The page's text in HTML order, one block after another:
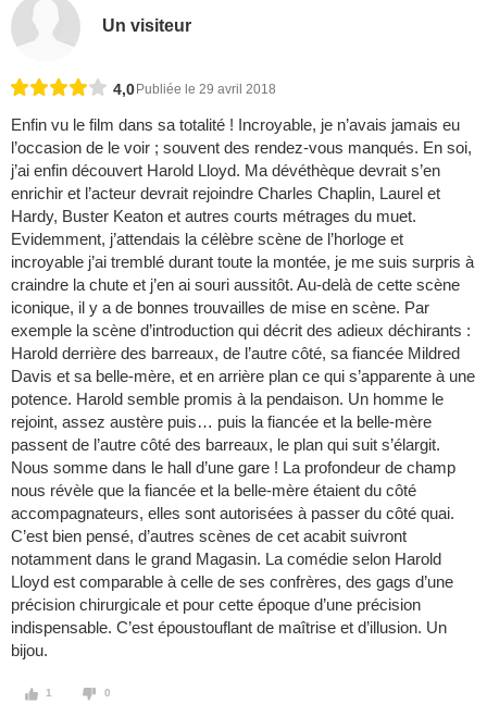
Un visiteur
4,0 Publiée le 29 avril 2018
Enfin vu le film dans sa totalité ! Incroyable, je n’avais jamais eu
l’occasion de le voir ; souvent des rendez-vous manqués. En soi,
j’ai enfin découvert Harold Lloyd. Ma dévéthèque devrait s’en
enrichir et l’acteur devrait rejoindre Charles Chaplin, Laurel et
Hardy, Buster Keaton et autres courts métrages du muet.
Evidemment, j’attendais la célèbre scène de l’horloge et
incroyable j’ai tremblé durant toute la montée, je me suis surpris à
craindre la chute et j’en ai souri aussitôt. Au-delà de cette scène
iconique, il y a de bonnes trouvailles de mise en scène. Par
exemple la scène d’introduction qui décrit des adieux déchirants :
Harold derrière des barreaux, de l’autre côté, sa fiancée Mildred
Davis et sa belle-mère, et en arrière plan ce qui s’apparente à une
potence. Harold semble promis à la pendaison. Un homme le
rejoint, assez austère puis… puis la fiancée et la belle-mère
passent de l’autre côté des barreaux, le plan qui suit s’élargit.
Nous somme dans le hall d’une gare ! La profondeur de champ
nous révèle que la fiancée et la belle-mère étaient du côté
accompagnateurs, elles sont autorisées à passer du côté quai.
C’est bien pensé, d’autres scènes de cet acabit suivront
notamment dans le grand Magasin. La comédie selon Harold
Lloyd est comparable à celle de ses confrères, des gags d’une
précision chirurgicale et pour cette époque d’une précision
indispensable. C’est époustouflant de maîtrise et d’illusion. Un
bijou.
1 0